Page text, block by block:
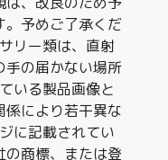
。予めご了承くだ
リー類は、直射
手の届かない場所
いる製品画像と
係により若干異な
に記載されてい
の商標、または登